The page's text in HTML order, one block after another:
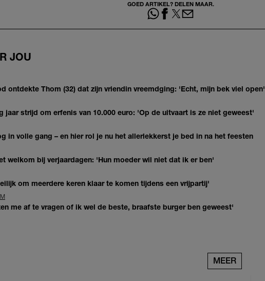
GOED ARTIKEL? DELEN MAAR.
JOU
ontdekte Thom (32) dat zijn vriendin vreemdging: 'Echt, mijn bek viel open'
jaar strijd om erfenis van 10.000 euro: 'Op de uitvaart is ze niet geweest'
in volle gang – en hier rol je nu het allerlekkerst je bed in na het feesten
welkom bij verjaardagen: 'Hun moeder wil niet dat ik er ben'
om meerdere keren klaar te komen tijdens een vrijpartij'
me af te vragen of ik wel de beste, braafste burger ben geweest'
MEER